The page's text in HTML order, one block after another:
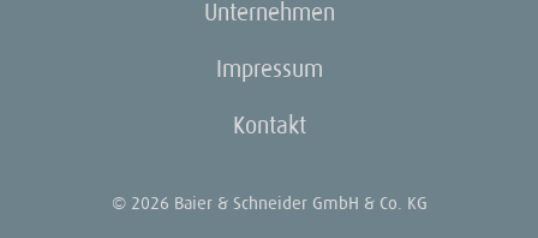
Unternehmen
Impressum
Kontakt
© 2026 Baier & Schneider GmbH & Co. KG